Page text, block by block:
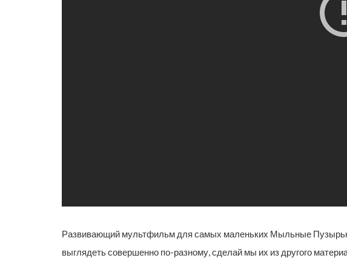
Развивающий мультфильм для самых маленьких Мыльные
выглядеть совершенно по-разному, сделай мы их из другого